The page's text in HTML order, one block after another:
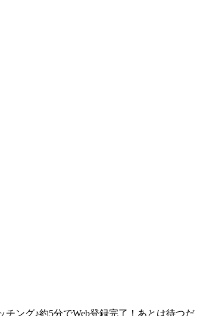
ング♪約5分でWeb登録完了！あとは待つだ